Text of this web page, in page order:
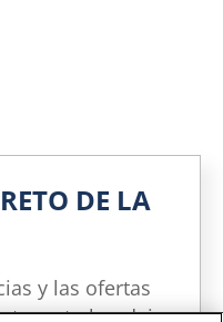
sobre la Salud del
confidencial
DE LA
y las ofertas
en tu bandeja